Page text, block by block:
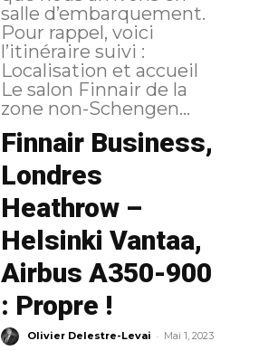
salle d’embarquement.
Pour rappel, voici
l’itinéraire suivi :
Localisation et accueil
Le salon Finnair de la
zone non-Schengen...
Finnair Business,
Londres
Heathrow –
Helsinki Vantaa,
Airbus A350-900
: Propre !
Olivier Delestre-Levai - Mai 1, 2023